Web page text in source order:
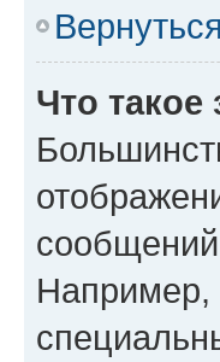
Что такое
Например,